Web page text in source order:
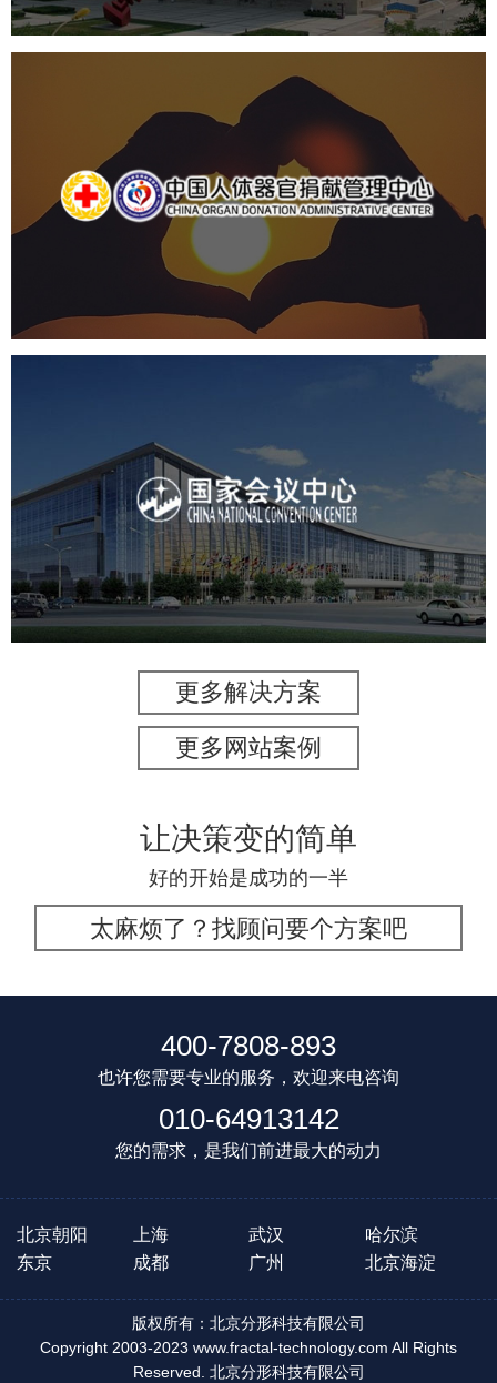
中国人体器官捐献管理中心
国企 品牌官网 网站建设
国家会议中心
专业服务 网站建设 网站设计
更多解决方案
更多网站案例
让决策变的简单
好的开始是成功的一半
太麻烦了？找顾问要个方案吧
400-7808-893
也许您需要专业的服务，欢迎来电咨询
010-64913142
您的需求，是我们前进最大的动力
北京朝阳 上海 武汉
哈尔滨
东京
成都 广州 北京海淀
版权所有：北京分形科技有限公司
Copyright 2003-2023 www.fractal-technology.com All Rights
Reserved. 北京分形科技有限公司